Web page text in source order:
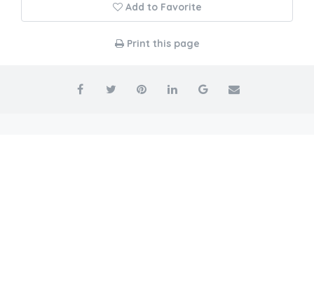
Add to Favorite
Print this page